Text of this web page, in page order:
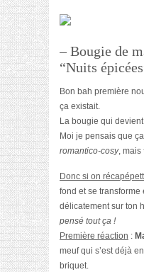
– Bougie de
“Nuits
Bon bah première
ça existait.
La bougie qui
Moi je pensais que
romantico-cosy, mais
Donc si on
fond et se
délicatement sur ton
pensé tout ça !
Première réaction :
meuf qui s’est déjà
briquet.